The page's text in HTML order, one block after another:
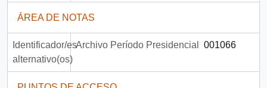
ÁREA DE NOTAS
Identificador/es
alternativo(os)
Archivo Período Presidencial 001066